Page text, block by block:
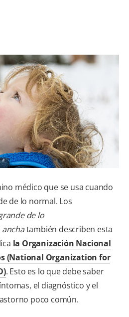
PARA PROFESIONALES
SUSCRÍBETE
médico que se usa cuando
de lo normal. Los
de lo
también describen esta
la Organización Nacional
(National Organization for
. Esto es lo que debe saber
el diagnóstico y el
poco común.